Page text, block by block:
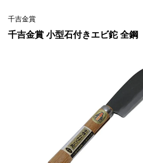
千吉金賞
千吉金賞 小型石付きエビ鉈 全鋼